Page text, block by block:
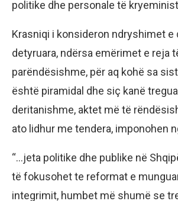
politike dhe personale të
Krasniqi i konsideron ndryshimet
detyruara, ndërsa emërimet e reja
parëndësishme, për aq kohë sa
është piramidal dhe siç kanë
deritanishme, aktet më të
ato lidhur me tendera, imponohen
“…jeta politike dhe publike në
të fokusohet te reformat e
integrimit, humbet më shumë se